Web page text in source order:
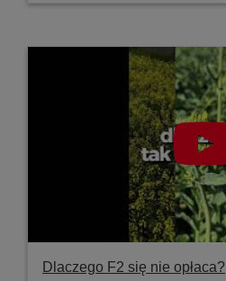
Dlaczego F2 się nie opłaca?